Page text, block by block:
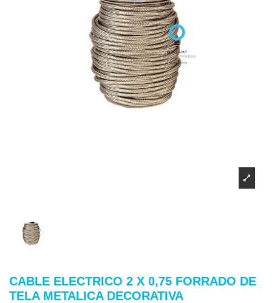
CABLE ELECTRICO 2 X 0,75 FORRADO DE
TELA METALICA DECORATIVA